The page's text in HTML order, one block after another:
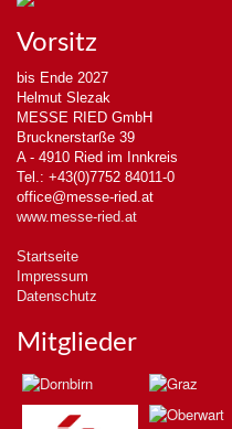
Vorsitz
bis Ende 2027
Helmut Slezak
MESSE RIED GmbH
Brucknerstarße 39
A - 4910 Ried im Innkreis
Tel.: +43(0)7752 84011-0
office@messe-ried.at
www.messe-ried.at
Startseite
Impressum
Datenschutz
Mitglieder